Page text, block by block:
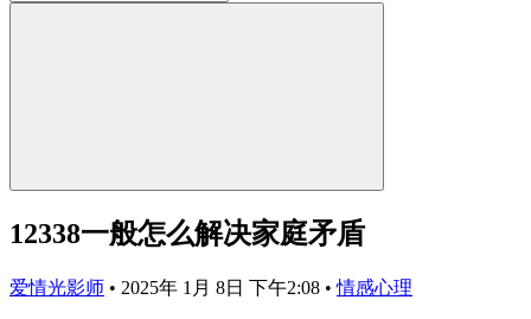
12338一般怎么解决家庭矛盾
爱情光影师 • 2025年 1月 8日 下午2:08 • 情感心理